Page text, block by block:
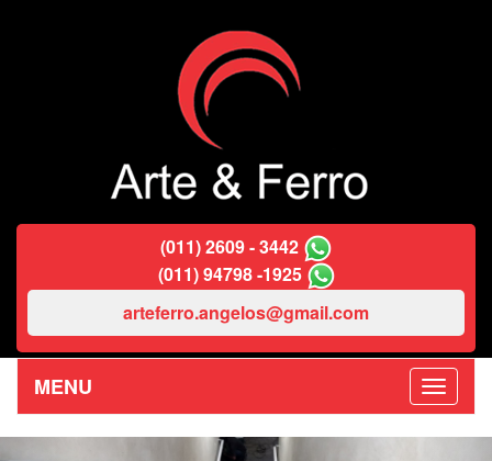
(011) 2609 - 3442
(011) 94798 -1925
arteferro.angelos@gmail.com
MENU